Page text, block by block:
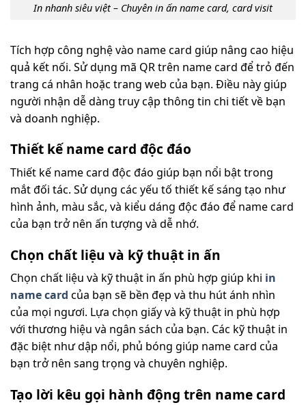
In nhanh siêu việt – Chuyên in ấn name card, card visit
Tích hợp công nghệ vào name card giúp nâng cao hiệu
quả kết nối. Sử dụng mã QR trên name card để trỏ đến
trang cá nhân hoặc trang web của bạn. Điều này giúp
người nhận dễ dàng truy cập thông tin chi tiết về bạn
và doanh nghiệp.
Thiết kế name card độc đáo
Thiết kế name card độc đáo giúp bạn nổi bật trong
mắt đối tác. Sử dụng các yếu tố thiết kế sáng tạo như
hình ảnh, màu sắc, và kiểu dáng độc đáo để name card
của bạn trở nên ấn tượng và dễ nhớ.
Chọn chất liệu và kỹ thuật in ấn
Chọn chất liệu và kỹ thuật in ấn phù hợp giúp khi in
name card của bạn sẽ bền đẹp và thu hút ánh nhìn
của mọi ngươi. Lựa chọn giấy và kỹ thuật in phù hợp
với thương hiệu và ngân sách của bạn. Các kỹ thuật in
đặc biệt như dập nổi, phủ bóng giúp name card của
bạn trở nên sang trọng và chuyên nghiệp.
Tạo lời kêu gọi hành động trên name card